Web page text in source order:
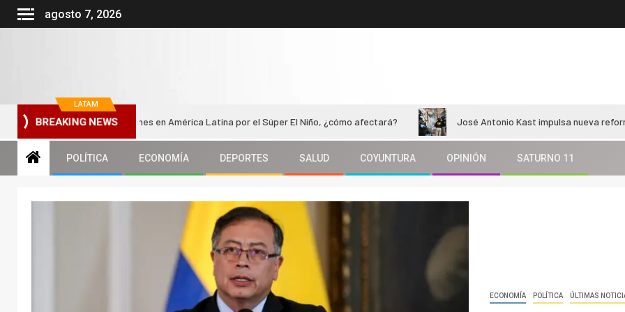
agosto 7, 2026
LATAM
BREAKING NEWS
graves afectaciones en América Latina por el Súper El Niño, ¿cómo afectará? José Antonio Kast impulsa nueva reforma contra
POLÍTICA ECONOMÍA DEPORTES SALUD COYUNTURA OPINIÓN SATURNO 11
ECONOMÍA POLÍTICA ÚLTIMAS